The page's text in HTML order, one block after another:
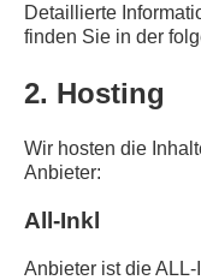
Detaillierte
finden Sie in der
2. Hosting
Wir hosten die
Anbieter:
All-Inkl
Anbieter ist die